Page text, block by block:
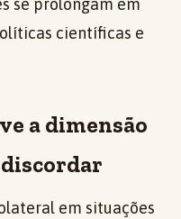
se prolongam em
científicas e
a dimensão
discordar
em situações